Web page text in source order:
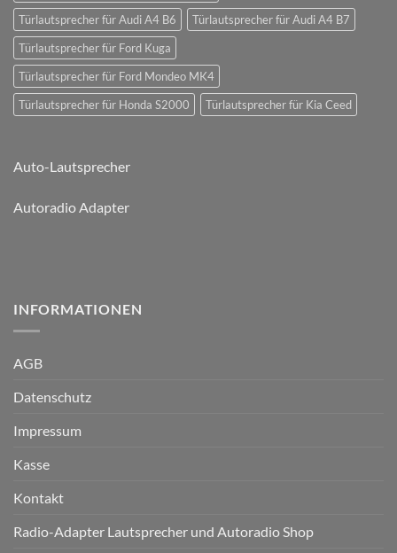
Türlautsprecher für Audi A4 B6
Türlautsprecher für Audi A4 B7
Türlautsprecher für Ford Kuga
Türlautsprecher für Ford Mondeo MK4
Türlautsprecher für Honda S2000
Türlautsprecher für Kia Ceed
Auto-Lautsprecher
Autoradio Adapter
INFORMATIONEN
AGB
Datenschutz
Impressum
Kasse
Kontakt
Radio-Adapter Lautsprecher und Autoradio Shop